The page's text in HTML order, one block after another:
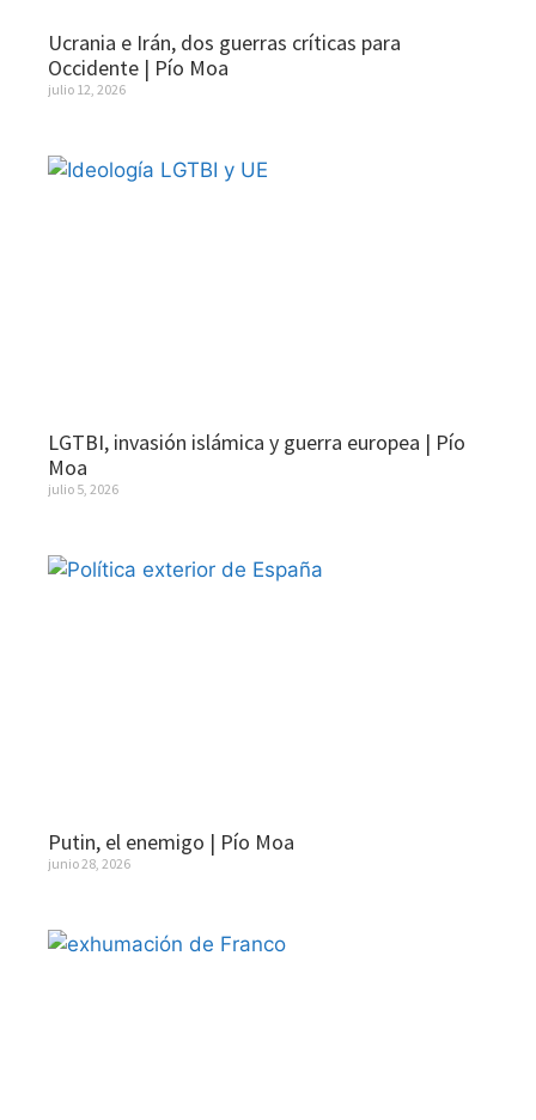
Ucrania e Irán, dos guerras críticas para
Occidente | Pío Moa
julio 12, 2026
LGTBI, invasión islámica y guerra europea | Pío
Moa
julio 5, 2026
Putin, el enemigo | Pío Moa
junio 28, 2026